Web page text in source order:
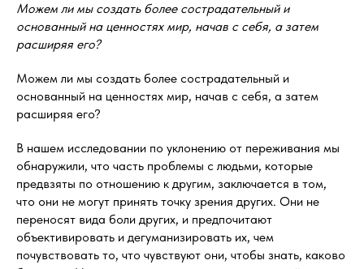
Можем ли мы создать более сострадательный и
основанный на ценностях мир, начав с себя, а затем
расширяя его?
Можем ли мы создать более сострадательный и
основанный на ценностях мир, начав с себя, а затем
расширяя его?
В нашем исследовании по уклонению от переживания мы
обнаружили, что часть проблемы с людьми, которые
предвзяты по отношению к другим, заключается в том,
что они не могут принять точку зрения других. Они не
переносят вида боли других, и предпочитают
объективировать и дегуманизировать их, чем
почувствовать то, что чувствуют они, чтобы знать, каково